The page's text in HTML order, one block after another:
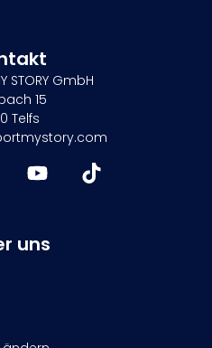
STORY GmbH
15
Telfs
uns